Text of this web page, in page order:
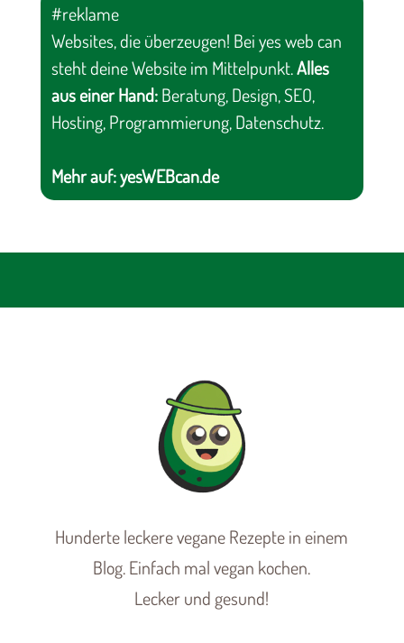
#reklame
Websites, die überzeugen! Bei yes web can
steht deine Website im Mittelpunkt.Alles
aus einer Hand:Beratung, Design, SEO,
Hosting, Programmierung, Datenschutz.
Mehr auf:yesWEBcan.de
Hunderte leckere vegane Rezepte in einem
Blog. Einfach mal vegan kochen.
Lecker und gesund!